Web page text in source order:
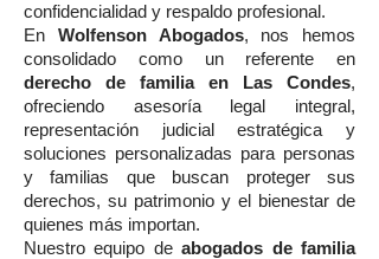
confidencialidad y respaldo profesional.
En Wolfenson Abogados, nos hemos
consolidado como un referente en
derecho de familia en Las Condes,
ofreciendo asesoría legal integral,
representación judicial estratégica y
soluciones personalizadas para personas
y familias que buscan proteger sus
derechos, su patrimonio y el bienestar de
quienes más importan.
Nuestro equipo deabogados de familia